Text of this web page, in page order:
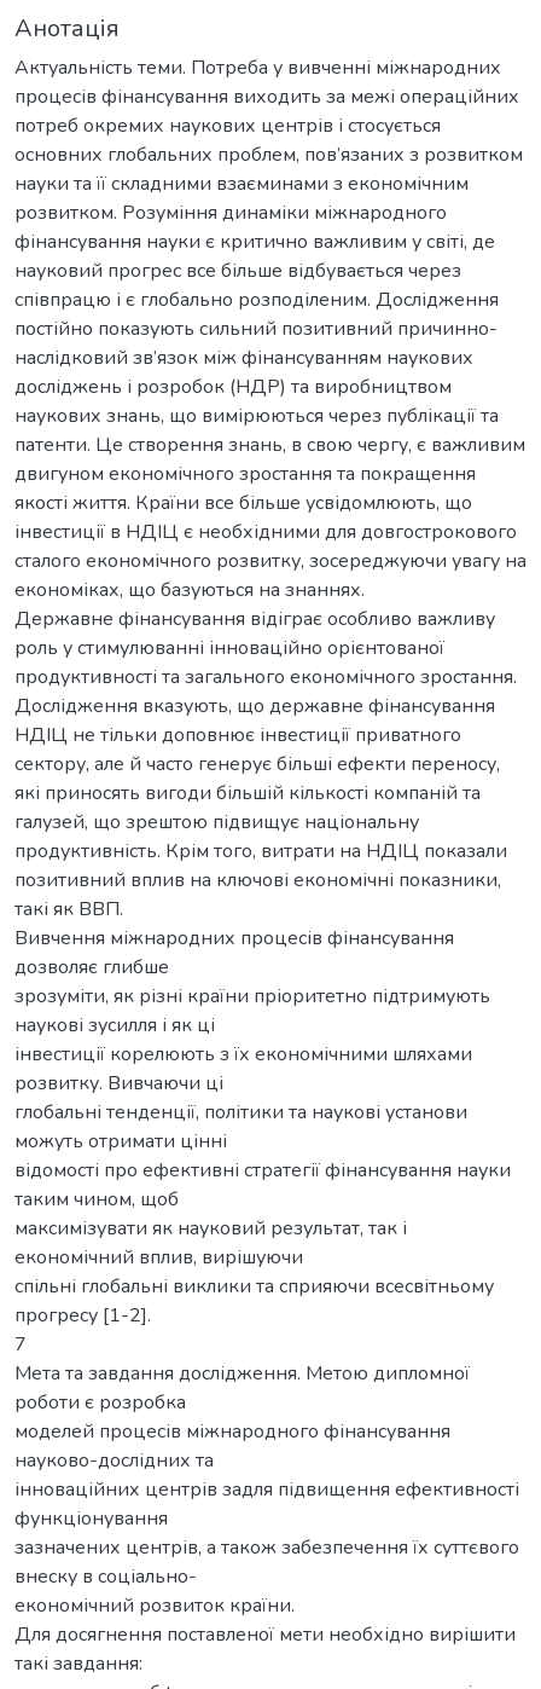
Анотація
Актуальність теми. Потреба у вивченні міжнародних
процесів фінансування виходить за межі операційних
потреб окремих наукових центрів і стосується
основних глобальних проблем, пов’язаних з розвитком
науки та її складними взаєминами з економічним
розвитком. Розуміння динаміки міжнародного
фінансування науки є критично важливим у світі, де
науковий прогрес все більше відбувається через
співпрацю і є глобально розподіленим. Дослідження
постійно показують сильний позитивний причинно-
наслідковий зв’язок між фінансуванням наукових
досліджень і розробок (НДР) та виробництвом
наукових знань, що вимірюються через публікації та
патенти. Це створення знань, в свою чергу, є важливим
двигуном економічного зростання та покращення
якості життя. Країни все більше усвідомлюють, що
інвестиції в НДІЦ є необхідними для довгострокового
сталого економічного розвитку, зосереджуючи увагу на
економіках, що базуються на знаннях.
Державне фінансування відіграє особливо важливу
роль у стимулюванні інноваційно орієнтованої
продуктивності та загального економічного зростання.
Дослідження вказують, що державне фінансування
НДІЦ не тільки доповнює інвестиції приватного
сектору, але й часто генерує більші ефекти переносу,
які приносять вигоди більшій кількості компаній та
галузей, що зрештою підвищує національну
продуктивність. Крім того, витрати на НДІЦ показали
позитивний вплив на ключові економічні показники,
такі як ВВП.
Вивчення міжнародних процесів фінансування
дозволяє глибше
зрозуміти, як різні країни пріоритетно підтримують
наукові зусилля і як ці
інвестиції корелюють з їх економічними шляхами
розвитку. Вивчаючи ці
глобальні тенденції, політики та наукові установи
можуть отримати цінні
відомості про ефективні стратегії фінансування науки
таким чином, щоб
максимізувати як науковий результат, так і
економічний вплив, вирішуючи
спільні глобальні виклики та сприяючи всесвітньому
прогресу [1-2].
7
Мета та завдання дослідження. Метою дипломної
роботи є розробка
моделей процесів міжнародного фінансування
науково-дослідних та
інноваційних центрів задля підвищення ефективності
функціонування
зазначених центрів, а також забезпечення їх суттєвого
внеску в соціально-
економічний розвиток країни.
Для досягнення поставленої мети необхідно вирішити
такі завдання: